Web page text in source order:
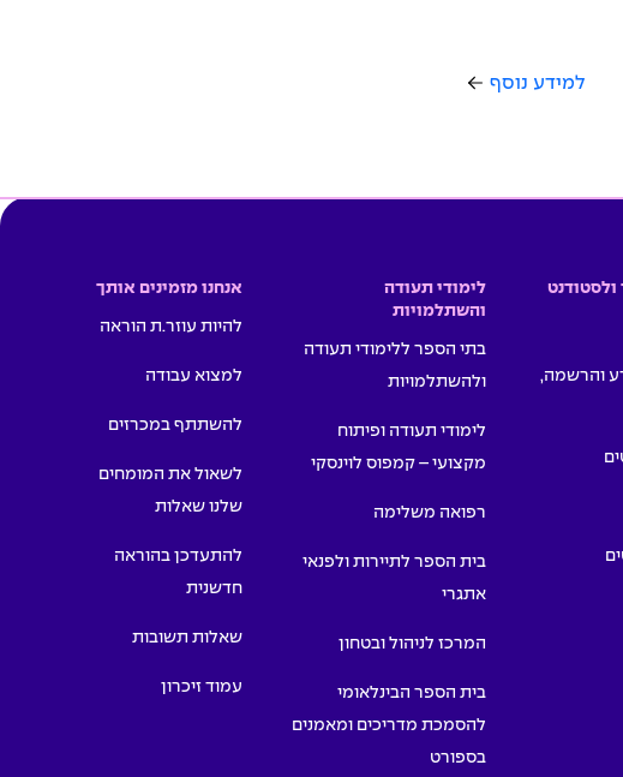
למידע נוסף
והרשמה,
לימודי תעודה
והשתלמויות
בתי הספר ללימודי תעודה
ולהשתלמויות
לימודי תעודה ופיתוח
מקצועי – קמפוס לוינסקי
רפואה משלימה
בית הספר לתיירות ולפנאי
אתגרי
המרכז לניהול ובטחון
בית הספר הבינלאומי
להסמכת מדריכים ומאמנים
בספורט
אנחנו מזמינים אותך
להיות עוזר.ת הוראה
למצוא עבודה
להשתתף במכרזים
לשאול את המומחים
שלנו שאלות
להתעדכן בהוראה
חדשנית
שאלות תשובות
עמוד זיכרון